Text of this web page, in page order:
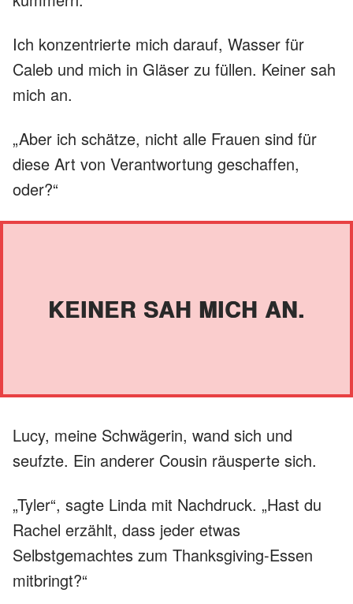
Ich konzentrierte mich darauf, Wasser für
Caleb und mich in Gläser zu füllen. Keiner sah
mich an.
„Aber ich schätze, nicht alle Frauen sind für
diese Art von Verantwortung geschaffen,
oder?“
KEINER SAH MICH AN.
Lucy, meine Schwägerin, wand sich und
seufzte. Ein anderer Cousin räusperte sich.
„Tyler“, sagte Linda mit Nachdruck. „Hast du
Rachel erzählt, dass jeder etwas
Selbstgemachtes zum Thanksgiving-Essen
mitbringt?“